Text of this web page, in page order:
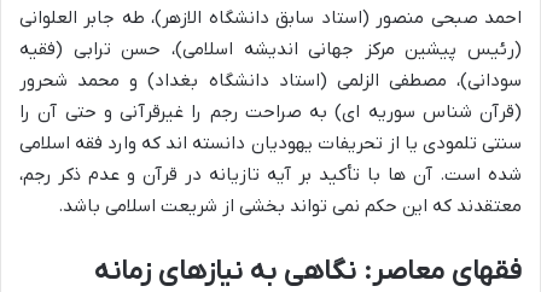
احمد صبحی منصور (استاد سابق دانشگاه الازهر)، طه جابر العلوانی
(رئیس پیشین مرکز جهانی اندیشه اسلامی)، حسن ترابی (فقیه
سودانی)، مصطفی الزلمی (استاد دانشگاه بغداد) و محمد شحرور
(قرآن شناس سوریه ای) به صراحت رجم را غیرقرآنی و حتی آن را
سنتی تلمودی یا از تحریفات یهودیان دانسته اند که وارد فقه اسلامی
شده است. آن ها با تأکید بر آیه تازیانه در قرآن و عدم ذکر رجم،
معتقدند که این حکم نمی تواند بخشی از شریعت اسلامی باشد.
فقهای معاصر: نگاهی به نیازهای زمانه